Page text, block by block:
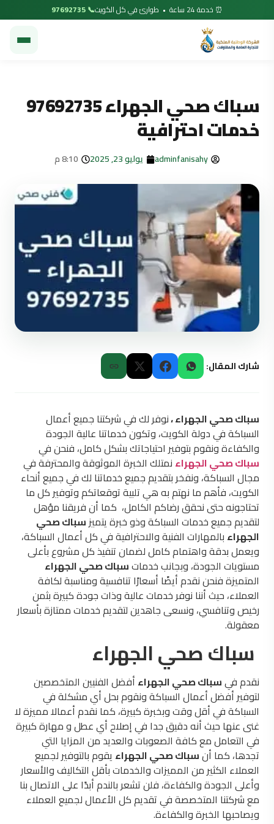
⏰ خدمة 24 ساعة • طوارئ في كل الكويت 📞 97692735
سباك صحي الجهراء 97692735
خدمات احترافية
adminfanisahy يوليو 23, 2025 8:10 م
شارك المقال:
سباك صحي الجهراء ،نوفر لك في شركتنا جميع أعمال
السباكة في دولة الكويت، وتكون خدماتنا عالية الجودة
والكفاءة ونقوم بتوفير احتياجاتك بشكل كامل، فنحن في
سباك صحي الجهراء نمتلك الخبرة الموثوقة والمحترفة في
مجال السباكة، ونفخر بتقديم جميع خدماتنا لك في جميع أنحاء
الكويت، فأهم ما نهتم به هي تلبية توقعاتكم وتوفير كل ما
تحتاجونه حتى نحقق رضاكم الكامل، كما أن فريقنا مؤهل
لتقديم جميع خدمات السباكة وذو خبرة يتميزسباك صحي
الجهراء بالمهارات الفنية والاحترافية في كل أعمال السباكة،
ويعمل بدقة واهتمام كامل لضمان تنفيذ كل مشروع بأعلى
مستويات الجودة، وبجانب خدماتسباك صحي الجهراء
المتميزة فنحن نقدم أيضًا أسعارًا تنافسية ومناسبة لكافة
العملاء، حيث أننا نوفر خدمات عالية وذات جودة كبيرة بثمن
رخيص وتنافسي، ونسعى جاهدين لتقديم خدمات ممتازة بأسعار
معقولة.
سباك صحي الجهراء
نقدم فيسباك صحي الجهراء أفضل الفنيين المتخصصين
لتوفير أفضل أعمال السباكة ونقوم بحل أي مشكلة في
السباكة في أقل وقت وبخبرة كبيرة، كما نقدم أعمالا مميزة لا
غنى عنها حيث أنه دقيق جدا في إصلاح أي عطل و مهارة كبيرة
في التعامل مع كافة الصعوبات والعديد من المزايا التي
تجدها، كما أنسباك صحي الجهراء يقوم بالتوفير لجميع
العملاء الكثير من المميزات والخدمات بأقل التكاليف والأسعار
وأعلى الجودة والكفاءة، فلن تشعر بالندم أبدًا على الاتصال بنا
مع شركتنا المتخصصة في تقديم كل الأعمال لجميع العملاء
ويصاحبها الخبرة والكفاءة.